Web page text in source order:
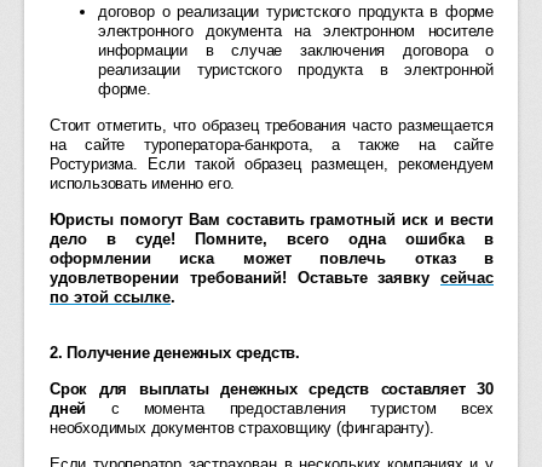
договор о реализации туристского продукта в форме
электронного документа на электронном носителе
информации в случае заключения договора о
реализации туристского продукта в электронной
форме.
Стоит отметить, что образец требования часто размещается
на сайте туроператора-банкрота, а также на сайте
Ростуризма. Если такой образец размещен, рекомендуем
использовать именно его.
Юристы помогут Вам составить грамотный иск и вести
дело в суде! Помните, всего одна ошибка в
оформлении иска может повлечь отказ в
удовлетворении требований! Оставьте заявку сейчас
по этой ссылке.
2. Получение денежных средств.
Срок для выплаты денежных средств составляет 30
дней с момента предоставления туристом всех
необходимых документов страховщику (фингаранту).